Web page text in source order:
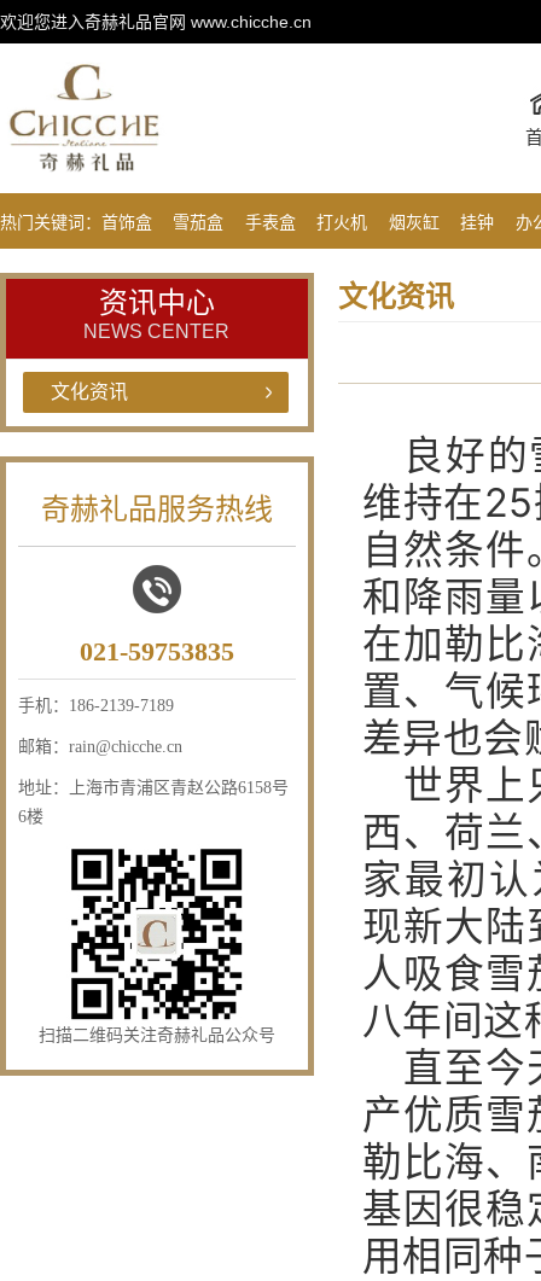
欢迎您进入奇赫礼品官网 www.chicche.cn
热门关键词： 首饰盒 雪茄盒 手表盒 打火机 烟灰缸 挂钟 办
资讯中心
NEWS CENTER
文化资讯
奇赫礼品服务热线
021-59753835
手机： 186-2139-7189
邮箱： rain@chicche.cn
地址：
上海市青浦区青赵公路6158号
6楼
扫描二维码关注奇赫礼品公众号
文化资讯
良好
维持在
自然条
和降雨量
在加勒比
置、气候
差异也会
世界上
西、荷兰
家最初
现新大陆
人吸食雪
八年间这
直至今
产优质雪
勒比海、
基因很稳
用相同种